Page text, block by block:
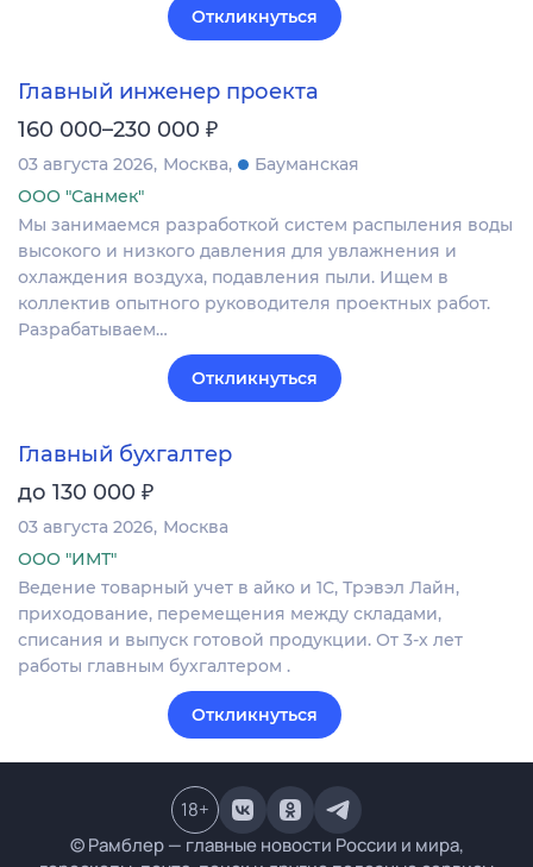
Откликнуться
Главный инженер проекта
160 000–230 000 ₽
03 августа 2026 Москва
Бауманская
ООО "Санмек"
Мы занимаемся разработкой систем распыления воды
высокого и низкого давления для увлажнения и
охлаждения воздуха, подавления пыли. Ищем в
коллектив опытного руководителя проектных работ.
Разрабатываем…
Откликнуться
Главный бухгалтер
до 130 000 ₽
03 августа 2026 Москва
ООО "ИМТ"
Ведение товарный учет в айко и 1С, Трэвэл Лайн,
приходование, перемещения между складами,
списания и выпуск готовой продукции. От 3-х лет
работы главным бухгалтером .
Откликнуться
© Рамблер — главные новости России и мира,
18+